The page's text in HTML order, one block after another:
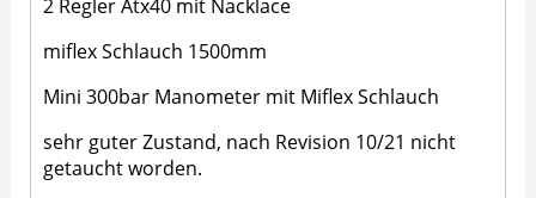
2 Regler Atx40 mit Nacklace
miflex Schlauch 1500mm
Mini 300bar Manometer mit Miflex Schlauch
sehr guter Zustand, nach Revision 10/21 nicht
getaucht worden.